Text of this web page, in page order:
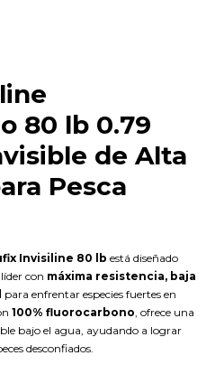
80 lb 0.79
de Alta
Pesca
Invisiline 80 lb está diseñado
con máxima resistencia, baja
para enfrentar especies fuertes en
100% fluorocarbono , ofrece una
bajo el agua, ayudando a lograr
desconfiados.